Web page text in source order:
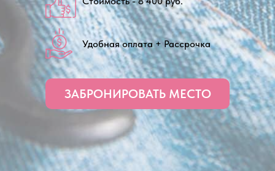
ЗАБРОНИРОВАТЬ МЕСТО
Удобная оплата + Рассрочка